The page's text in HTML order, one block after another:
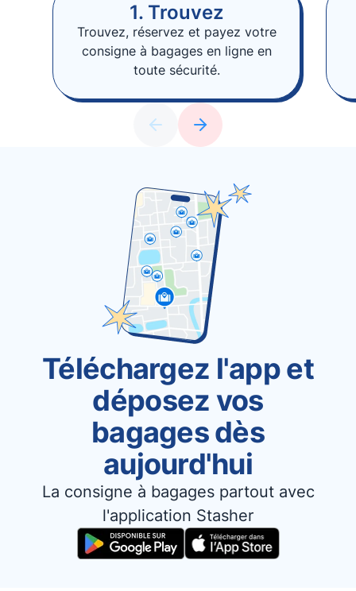
1. Trouvez
Trouvez, réservez et payez votre
consigne à bagages en ligne en
toute sécurité.
Téléchargez l'app et
déposez vos
bagages dès
aujourd'hui
La consigne à bagages partout avec
l'application Stasher